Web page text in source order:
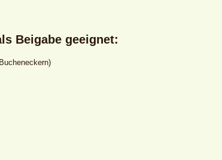
Beigabe geeignet: